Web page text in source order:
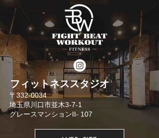
​フィットネススタジオ
​〒332-0034
埼玉県川口市並木3-7-1
​グレースマンションII- 107